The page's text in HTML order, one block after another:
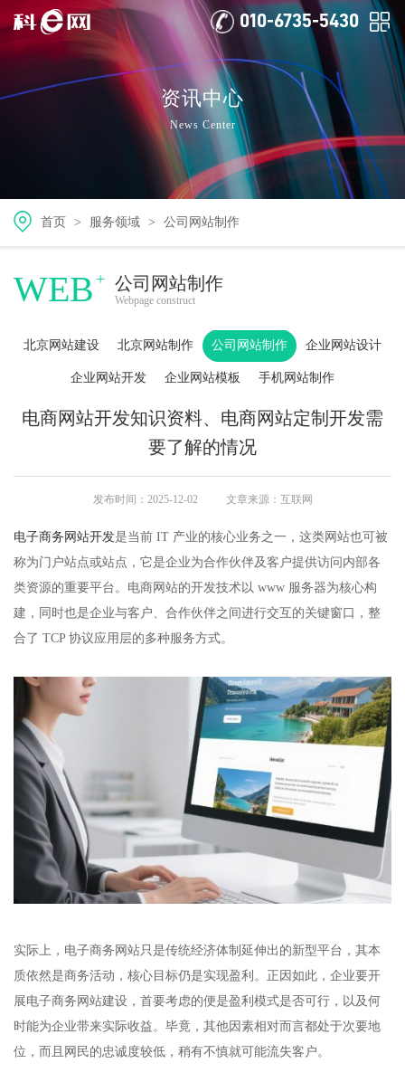
010-6735-5430
资讯中心
News Center
首页 > 服务领域 > 公司网站制作
WEB + 公司网站制作
Webpage construct
北京网站建设 北京网站制作 公司网站制作 企业网站设计
企业网站开发 企业网站模板 手机网站制作
电商网站开发知识资料、电商网站定制开发需
要了解的情况
发布时间：2025-12-02 文章来源：互联网
电子商务网站开发是当前 IT 产业的核心业务之一，这类网站也可被
称为门户站点或站点，它是企业为合作伙伴及客户提供访问内部各
类资源的重要平台。电商网站的开发技术以 www 服务器为核心构
建，同时也是企业与客户、合作伙伴之间进行交互的关键窗口，整
合了 TCP 协议应用层的多种服务方式。​
实际上，电子商务网站只是传统经济体制延伸出的新型平台，其本
质依然是商务活动，核心目标仍是实现盈利。正因如此，企业要开
展电子商务网站建设，首要考虑的便是盈利模式是否可行，以及何
时能为企业带来实际收益。毕竟，其他因素相对而言都处于次要地
位，而且网民的忠诚度较低，稍有不慎就可能流失客户。​